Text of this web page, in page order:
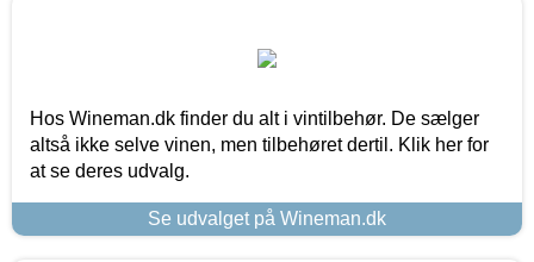
Hos Wineman.dk finder du alt i vintilbehør. De sælger
altså ikke selve vinen, men tilbehøret dertil. Klik her for
at se deres udvalg.
Se udvalget på Wineman.dk